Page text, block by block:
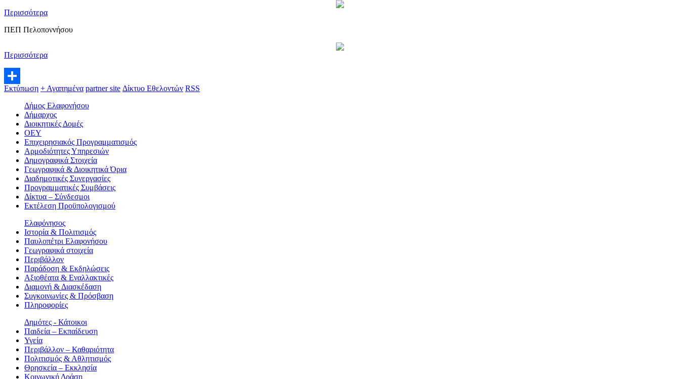
Περισσότερα
ΠΕΠ Πελοποννήσου
Περισσότερα
Μοιραστείτε
Εκτύπωση + Αγαπημένα partner site Δίκτυο Εθελοντών RSS
Δήμος Ελαφονήσου
Δήμαρχος
Διοικητικές Δομές
ΟEΥ
Επιχειρησιακός Προγραμματισμός
Αρμοδιότητες Υπηρεσιών
Δημογραφικά Στοιχεία
Γεωγραφικά & Διοικητικά Όρια
Διαδημοτικές Συνεργασίες
Προγραμματικές Συμβάσεις
Δίκτυα – Σύνδεσμοι
Εκτέλεση Προϋπολογισμού
Ελαφόνησος
Ιστορία & Πολιτισμός
Παυλοπέτρι Ελαφονήσου
Γεωγραφικά στοιχεία
Περιβάλλον
Παράδοση & Εκδηλώσεις
Αξιοθέατα & Eναλλακτικές
Διαμονή & Διασκέδαση
Συγκοινωνίες & Πρόσβαση
Πληροφορίες
Δημότες - Κάτοικοι
Παιδεία – Εκπαίδευση
Υγεία
Περιβάλλον – Καθαριότητα
Πολιτισμός & Αθλητισμός
Θρησκεία – Εκκλησία
Κοινωνική Δράση